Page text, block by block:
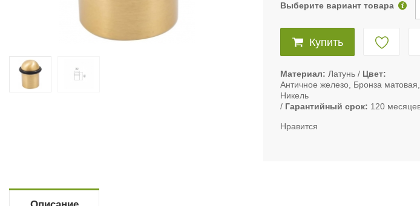
Выберите вариант товара
Купить
Материал Латунь
Цвет
Античное железо, Бронза
Никель
Гарантийный срок
120
Нравится